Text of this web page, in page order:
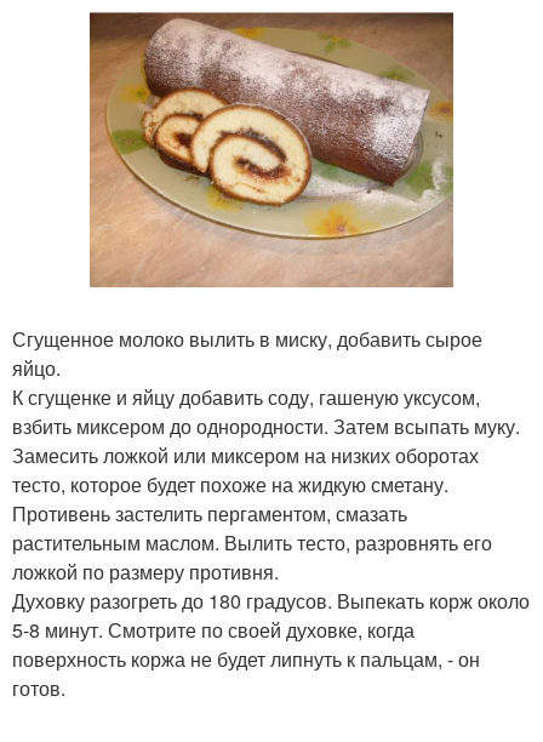
Сгущенное молоко вылить в миску, добавить сырое
яйцо.
К сгущенке и яйцу добавить соду, гашеную уксусом,
взбить миксером до однородности. Затем всыпать муку.
Замесить ложкой или миксером на низких оборотах
тесто, которое будет похоже на жидкую сметану.
Противень застелить пергаментом, смазать
растительным маслом. Вылить тесто, разровнять его
ложкой по размеру противня.
Духовку разогреть до 180 градусов. Выпекать корж около
5-8 минут. Смотрите по своей духовке, когда
поверхность коржа не будет липнуть к пальцам, - он
готов.